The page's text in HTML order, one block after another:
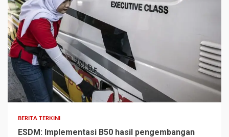
BERITA TERKINI
ESDM: Implementasi B50 hasil pengembangan